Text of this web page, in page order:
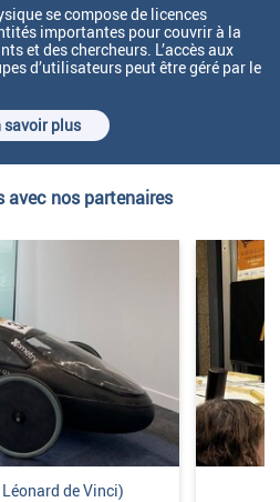
se compose de licences
importantes pour couvrir à la
et des chercheurs. L’accès aux
d’utilisateurs peut être géré par le
savoir plus
avec nos partenaires
de Vinci)